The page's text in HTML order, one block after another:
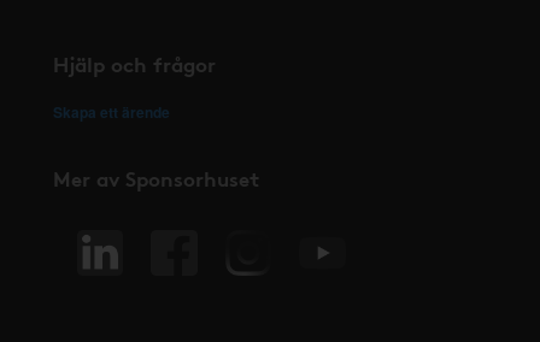
Hjälp och frågor
Skapa ett ärende
Mer av Sponsorhuset